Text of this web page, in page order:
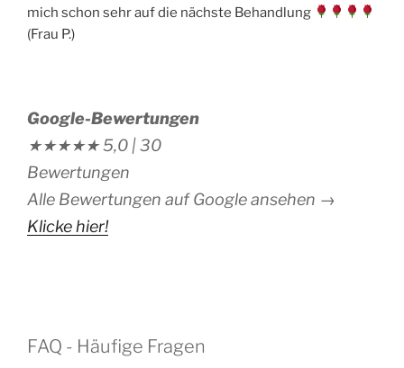
mich schon sehr auf die nächste Behandlung
(Frau P.)
Google-Bewertungen
★★★★★5,0 |30
Bewertungen
Alle Bewertungen auf Google ansehen →
Klicke hier!
FAQ - Häufige Fragen